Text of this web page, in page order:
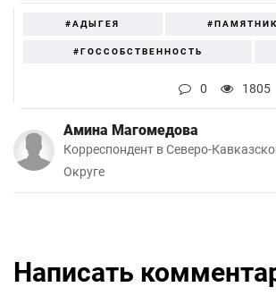
#АДЫГЕЯ
#ГОССОБСТВЕННОСТЬ
0 1805
Амина Магомедова
Корреспондент в Северо-
Округе
Написать